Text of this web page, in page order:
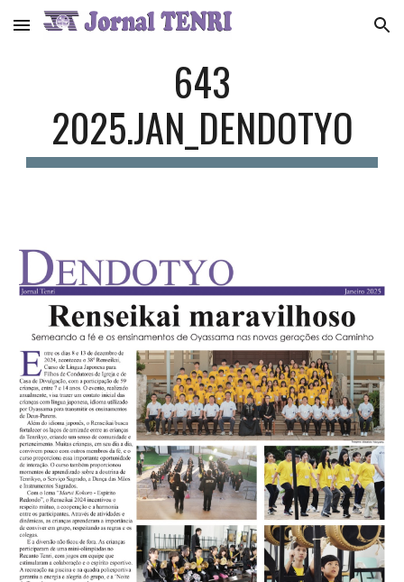
Skip to main content Skip to navigation
643
2025.JAN_ DENDOTYO